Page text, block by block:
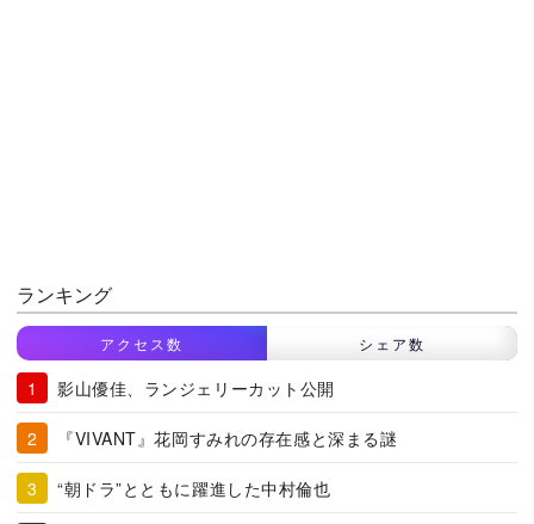
ランキング
アクセス数 シェア数
影山優佳、ランジェリーカット公開
『VIVANT』花岡すみれの存在感と深まる謎
“朝ドラ”とともに躍進した中村倫也